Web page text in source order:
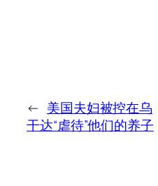
← 美国夫妇被控在乌
干达“虐待”他们的养子